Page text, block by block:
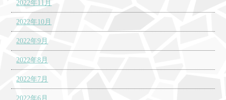
2022年11月
2022年10月
2022年9月
2022年8月
2022年7月
2022年6月